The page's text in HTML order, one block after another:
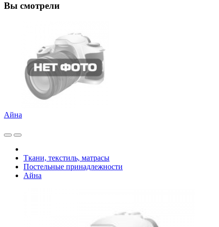
Вы смотрели
Айна
Ткани, текстиль, матрасы
Постельные принадлежности
Айна